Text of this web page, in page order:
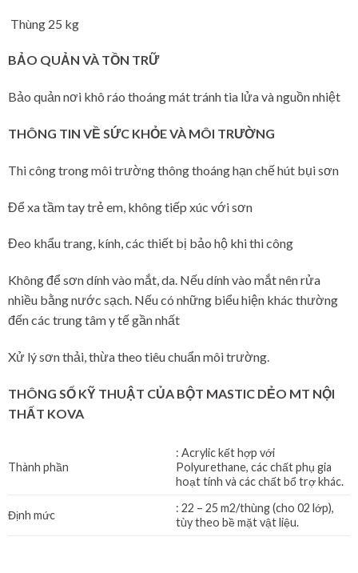
Thùng 25 kg
BẢO QUẢN VÀ TỒN TRỮ
Bảo quản nơi khô ráo thoáng mát tránh tia lửa và nguồn nhiệt
THÔNG TIN VỀ SỨC KHỎE VÀ MÔI TRƯỜNG
Thi công trong môi trường thông thoáng hạn chế hút bụi sơn
Để xa tầm tay trẻ em, không tiếp xúc với sơn
Đeo khẩu trang, kính, các thiết bị bảo hộ khi thi công
Không để sơn dính vào mắt, da. Nếu dính vào mắt nên rửa
nhiều bằng nước sạch. Nếu có những biểu hiện khác thường
đến các trung tâm y tế gần nhất
Xử lý sơn thải, thừa theo tiêu chuẩn môi trường.
THÔNG SỐ KỸ THUẬT CỦA BỘT MASTIC DẺO MT NỘI
THẤT KOVA
Thành phần
: Acrylic kết hợp với
Polyurethane, các chất phụ gia
hoạt tính và các chất bổ trợ khác.
Định mức
: 22 – 25 m2/thùng (cho 02 lớp),
tùy theo bề mặt vật liệu.